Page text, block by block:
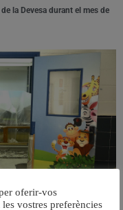
la Devesa durant el mes de
oferir-vos
vostres preferències